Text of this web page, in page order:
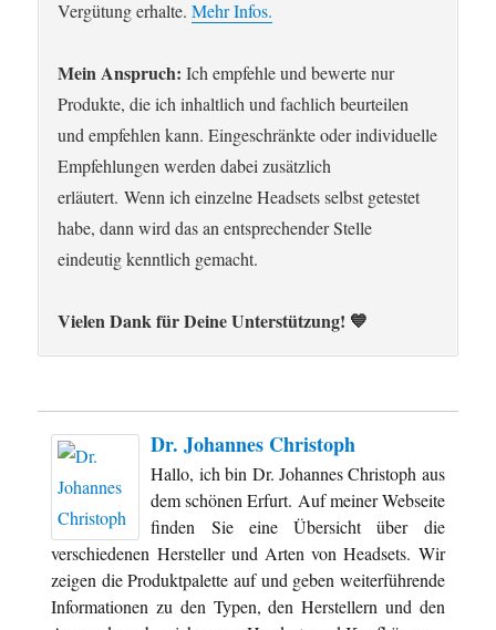
Vergütung erhalte.Mehr Infos.
Mein Anspruch: Ich empfehle und bewerte nur
Produkte, die ich inhaltlich und fachlich beurteilen
und empfehlen kann. Eingeschränkte oder individuelle
Empfehlungen werden dabei zusätzlich
erläutert. Wenn ich einzelne Headsets selbst getestet
habe, dann wird das an entsprechender Stelle
eindeutig kenntlich gemacht.
Vielen Dank für Deine Unterstützung! 💙
Dr. Johannes Christoph
Hallo, ich bin Dr. Johannes Christoph aus
dem schönen Erfurt. Auf meiner Webseite
finden Sie eine Übersicht über die
verschiedenen Hersteller und Arten von Headsets. Wir
zeigen die Produktpalette auf und geben weiterführende
Informationen zu den Typen, den Herstellern und den